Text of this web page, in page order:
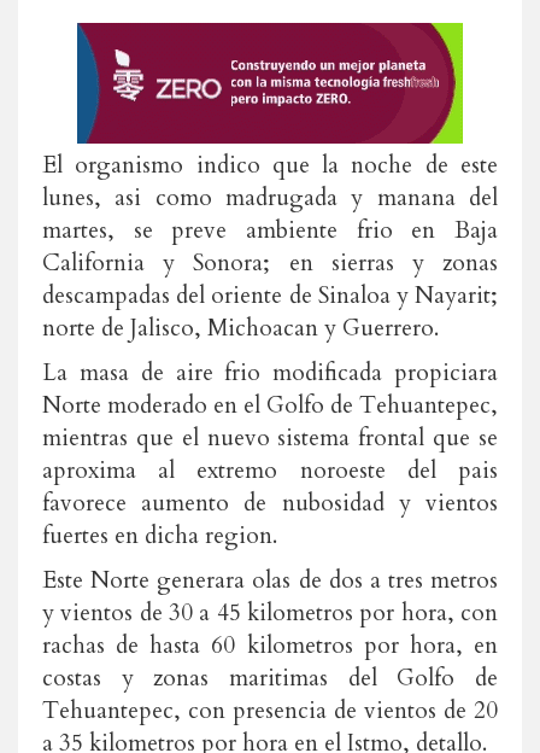
El organismo indico que la noche de este
lunes, asi como madrugada y manana del
martes, se preve ambiente frio en Baja
California y Sonora; en sierras y zonas
descampadas del oriente de Sinaloa y Nayarit;
norte de Jalisco, Michoacan y Guerrero.
La masa de aire frio modificada propiciara
Norte moderado en el Golfo de Tehuantepec,
mientras que el nuevo sistema frontal que se
aproxima al extremo noroeste del pais
favorece aumento de nubosidad y vientos
fuertes en dicha region.
Este Norte generara olas de dos a tres metros
y vientos de 30 a 45 kilometros por hora, con
rachas de hasta 60 kilometros por hora, en
costas y zonas maritimas del Golfo de
Tehuantepec, con presencia de vientos de 20
a 35 kilometros por hora en el Istmo, detallo.